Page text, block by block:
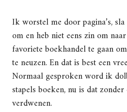
Ik worstel me door pagina’s,
om en heb niet eens zin om
favoriete boekhandel te gaan
te neuzen. En dat is best een
Normaal gesproken word ik
stapels boeken, nu is dat
verdwenen.